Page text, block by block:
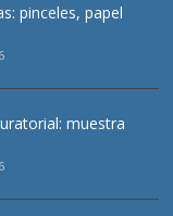
pinceles, papel
muestra